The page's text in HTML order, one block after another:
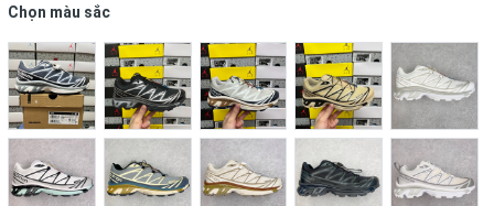
Chọn màu sắc